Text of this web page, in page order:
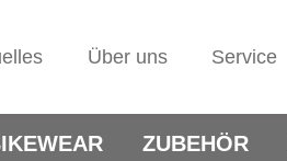
Über uns Service
ZUBEHÖR